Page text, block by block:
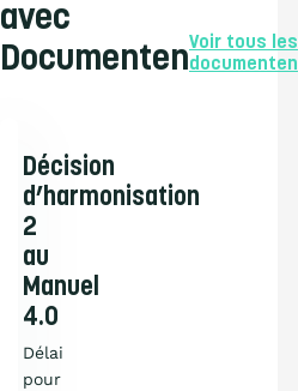
avec
DocumentenVoir tous les
documenten
Décision
d’harmonisation
2
au
Manuel
4.0
Délai
pour